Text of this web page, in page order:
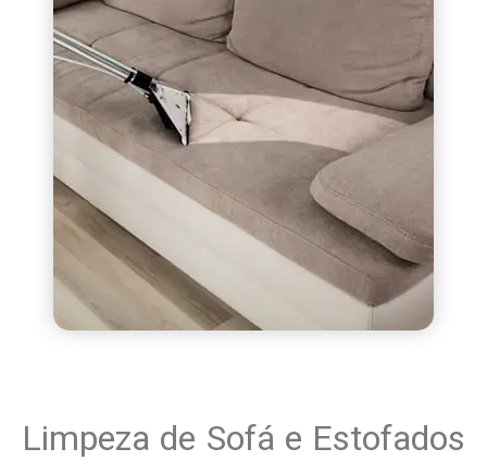
Limpeza de Sofá e Estofados